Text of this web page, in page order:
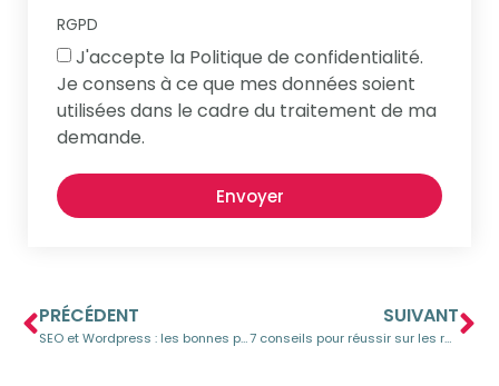
RGPD
J'accepte la Politique de confidentialité.
Je consens à ce que mes données soient
utilisées dans le cadre du traitement de ma
demande.
Envoyer
PRÉCÉDENT
SEO et Wordpress : les bonnes pratiques 2023
SUIVANT
7 conseils pour réussir sur les réseaux sociaux en 2023